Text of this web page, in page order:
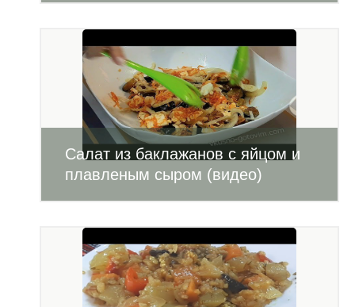
Салат из баклажанов с яйцом и
плавленым сыром (видео)